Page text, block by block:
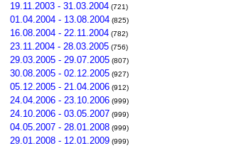
19.11.2003 - 31.03.2004 (721)
01.04.2004 - 13.08.2004 (825)
16.08.2004 - 22.11.2004 (782)
23.11.2004 - 28.03.2005 (756)
29.03.2005 - 29.07.2005 (807)
30.08.2005 - 02.12.2005 (927)
05.12.2005 - 21.04.2006 (912)
24.04.2006 - 23.10.2006 (999)
24.10.2006 - 03.05.2007 (999)
04.05.2007 - 28.01.2008 (999)
29.01.2008 - 12.01.2009 (999)